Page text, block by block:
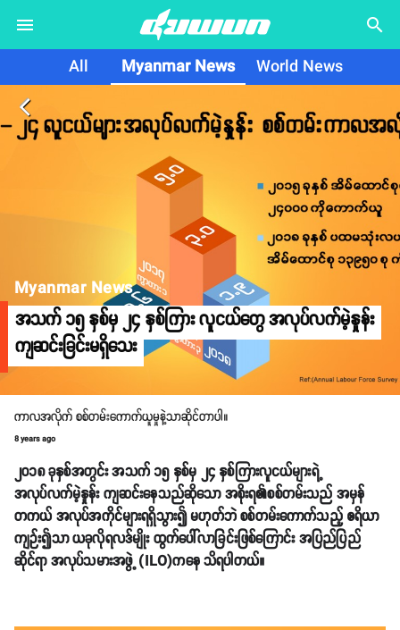
search
All Myanmar News World News
arrow_back_ios
Myanmar News
အသက် ၁၅ နှစ်မှ ၂၄ နှစ်ကြား လူငယ်တွေ အလုပ်လက်မဲ့နှုန်း
ကျဆင်းခြင်းမရှိသေး
ကာလအလိုက် စစ်တမ်းကောက်ယူမှုနဲ့သာဆိုင်တာပါ။
8 years ago
၂၀၁၈ ခုနှစ်အတွင်း အသက် ၁၅ နှစ်မှ ၂၄ နှစ်ကြားလူငယ်များရဲ့
အလုပ်လက်မဲ့နှုန်း ကျဆင်းနေသည်ဆိုသော အစိုးရ၏စစ်တမ်းသည် အမှန်
တကယ် အလုပ်အကိုင်များရရှိသွား၍ မဟုတ်ဘဲ စစ်တမ်းကောက်သည့် ဧရိယာ
ကျဉ်း၍သာ ယခုလိုရလဒ်မျိုး ထွက်ပေါ်လာခြင်းဖြစ်ကြောင်း အပြည်ပြည်
ဆိုင်ရာ အလုပ်သမားအဖွဲ့ (ILO)ကနေ သိရပါတယ်။